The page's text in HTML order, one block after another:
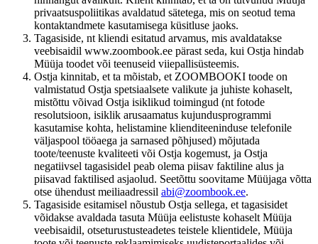
privaatsuspoliitikas avaldatud sätetega, mis on seotud tema
kontaktandmete kasutamisega küsitluse jaoks.
Tagasiside, nt kliendi esitatud arvamus, mis avaldatakse
veebisaidil www.zoombook.ee pärast seda, kui Ostja hindab
Müüja toodet või teenuseid viiepallisüsteemis.
Ostja kinnitab, et ta mõistab, et ZOOMBOOKI toode on
valmistatud Ostja spetsiaalsete valikute ja juhiste kohaselt,
mistõttu võivad Ostja isiklikud toimingud (nt fotode
resolutsioon, isiklik arusaamatus kujundusprogrammi
kasutamise kohta, helistamine klienditeeninduse telefonile
väljaspool tööaega ja sarnased põhjused) mõjutada
toote/teenuste kvaliteeti või Ostja kogemust, ja Ostja
negatiivsel tagasisidel peab olema piisav faktiline alus ja
piisavad faktilised asjaolud. Seetõttu soovitame Müüjaga võtta
otse ühendust meiliaadressil abi@zoombook.ee.
Tagasiside esitamisel nõustub Ostja sellega, et tagasisidet
võidakse avaldada tasuta Müüja eelistuste kohaselt Müüja
veebisaidil, otseturustusteadetes teistele klientidele, Müüja